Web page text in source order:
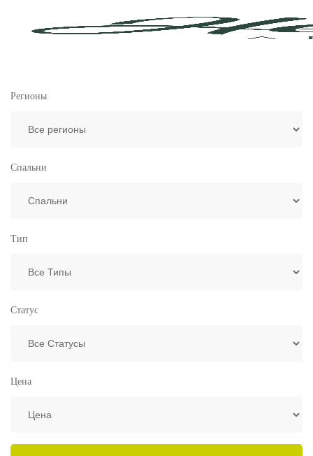
Регионы
Спальни
Тип
Статус
Цена